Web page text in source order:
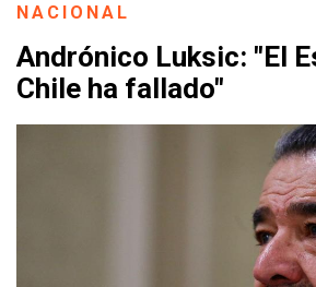
NACIONAL
Andrónico Luksic: "El
Chile ha fallado"